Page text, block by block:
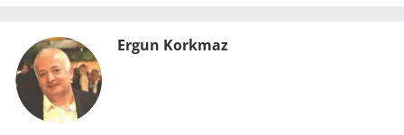
Ergun Korkmaz